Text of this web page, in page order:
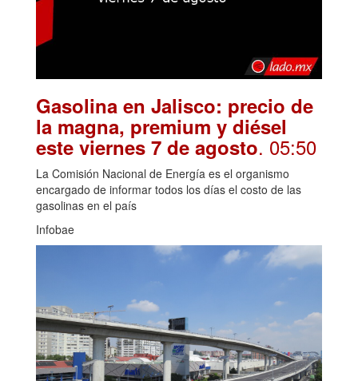
Gasolina en Jalisco: precio de
la magna, premium y diésel
este viernes 7 de agosto. 05:50
La Comisión Nacional de Energía es el organismo
encargado de informar todos los días el costo de las
gasolinas en el país
Infobae